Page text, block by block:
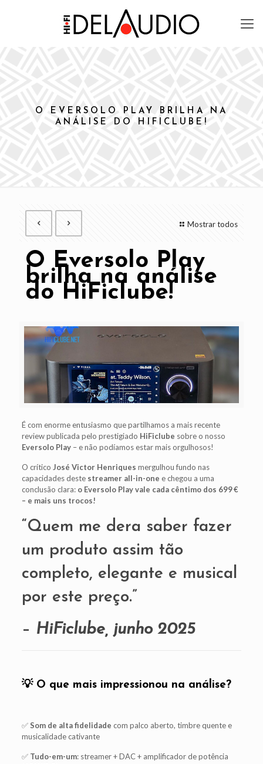
O EVERSOLO PLAY BRILHA NA
ANÁLISE DO HIFICLUBE!
Mostrar todos
O Eversolo Play
brilha na análise
do HiFiclube!
É com enorme entusiasmo que partilhamos a mais recente
review publicada pelo prestigiado HiFiclube sobre o nosso
Eversolo Play– e não podíamos estar mais orgulhosos!
O crítico José Victor Henriques mergulhou fundo nas
capacidades deste streamer all-in-one e chegou a uma
conclusão clara: o Eversolo Play vale cada cêntimo dos 699 €
– e mais uns trocos!
“Quem me dera saber fazer
um produto assim tão
completo, elegante e musical
por este preço.”
– HiFiclube, junho 2025
💡 O que mais impressionou na análise?
✅Som de alta fidelidade com palco aberto, timbre quente e
musicalidade cativante
✅ Tudo-em-um: streamer + DAC + amplificador de potência